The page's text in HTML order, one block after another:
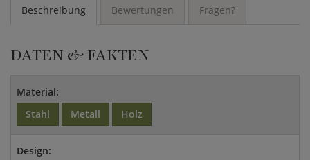
Beschreibung Bewertungen Fragen?
DATEN & FAKTEN
Material:
Stahl
Metall Holz
Design: